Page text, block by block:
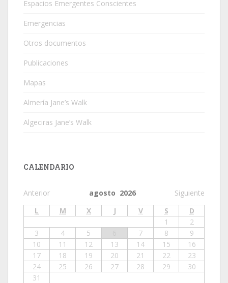
Espacios Emergentes Conscientes
Emergencias
Otros documentos
Publicaciones
Mapas
Almería Jane’s Walk
Algeciras Jane’s Walk
CALENDARIO
Anterior Siguiente
agosto 2026
L
M X J V S
D
1
2
3
4 5 7 8
9
10
11 12 13 14 15
16
17
18 19 20 21 22
23
24
25 26 27 28 29
30
31